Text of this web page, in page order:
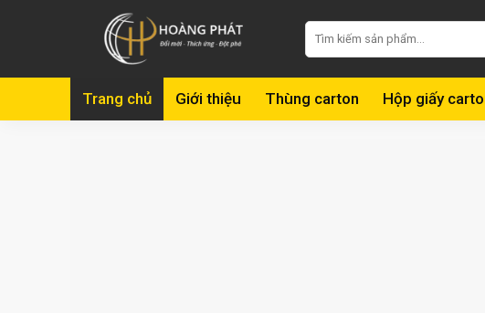
Tìm
kiếm:
Trang chủ Giới thiệu Thùng carton Hộp giấy